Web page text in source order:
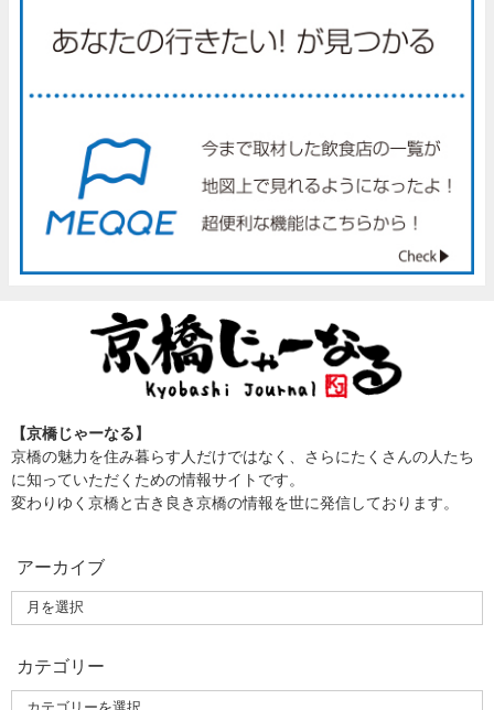
【京橋じゃーなる】
京橋の魅力を住み暮らす人だけではなく、さらにたくさんの人たち
に知っていただくための情報サイトです。
変わりゆく京橋と古き良き京橋の情報を世に発信しております。
アーカイブ
カテゴリー